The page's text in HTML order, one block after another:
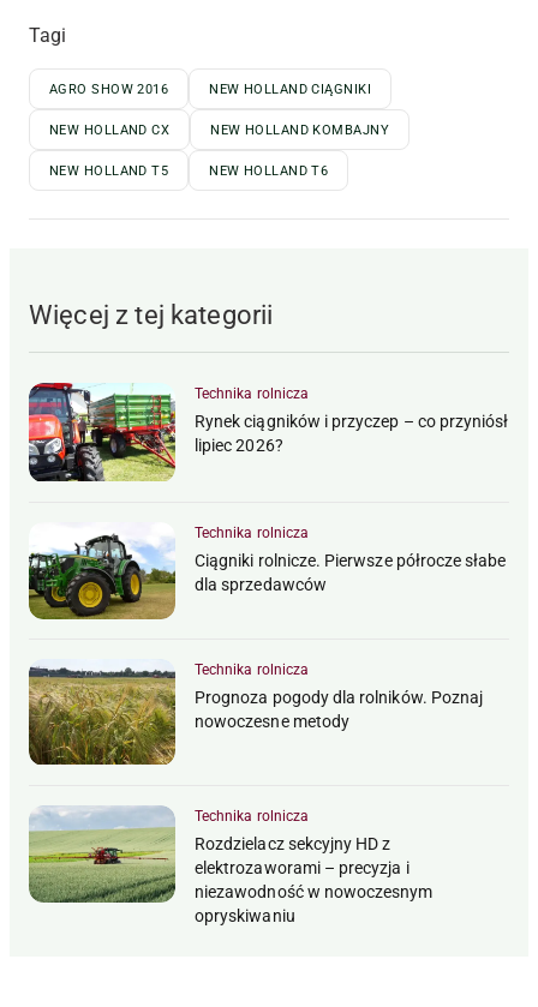
Tagi
AGRO SHOW 2016 NEW HOLLAND CIĄGNIKI
NEW HOLLAND CX NEW HOLLAND KOMBAJNY
NEW HOLLAND T5 NEW HOLLAND T6
Więcej z tej kategorii
Technika rolnicza
Rynek ciągników i przyczep – co przyniósł
lipiec 2026?
Technika rolnicza
Ciągniki rolnicze. Pierwsze półrocze słabe
dla sprzedawców
Technika rolnicza
Prognoza pogody dla rolników. Poznaj
nowoczesne metody
Technika rolnicza
Rozdzielacz sekcyjny HD z
elektrozaworami – precyzja i
niezawodność w nowoczesnym
opryskiwaniu